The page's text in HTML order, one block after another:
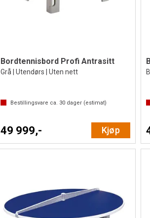
Bordtennisbord Profi Antrasitt
Grå | Utendørs | Uten nett
Bestillingsvare ca. 30dager (estimat)
49 999,- Kjøp